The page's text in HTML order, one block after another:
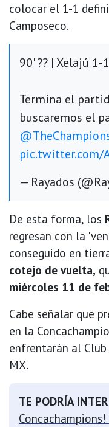
colocar el 1-1
Camposeco.
90' ?? | Xelajú 1-
Termina el
buscaremos el
pic.twitter.com/
— Rayados
De esta forma, los
regresan con la
conseguido en
cotejo de vuelta,
miércoles 11 de
Cabe señalar que
en la
enfrentarán al Club
MX.
TE PODRÍA